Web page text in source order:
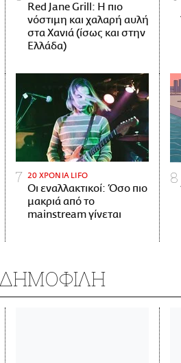
Red Jane Grill: Η πιο
νόστιμη και χαλαρή αυλή
στα Χανιά (ίσως και στην
Ελλάδα)
20 ΧΡΟΝΙΑ LIFO
Οι εναλλακτικοί: Όσο πιο
μακριά από το
mainstream γίνεται
ΔΗΜΟΦΙΛΗ